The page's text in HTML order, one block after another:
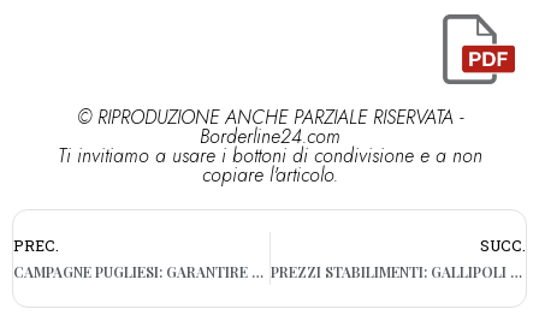
© RIPRODUZIONE ANCHE PARZIALE RISERVATA -
Borderline24.com
Ti invitiamo a usare i bottoni di condivisione e a non
copiare l'articolo.
PREC.
CAMPAGNE PUGLIESI: GARANTIRE VITE DIGNITOSE AI MIGRANTI
SUCC.
PREZZI STABILIMENTI: GALLIPOLI TRA LE SPIAGGE PIÙ CARE D’ITALIA